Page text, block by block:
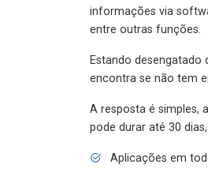
informações via
entre outras funções.
Estando desengatado
encontra se não tem
A resposta é simples,
pode durar até 30
Aplicações em